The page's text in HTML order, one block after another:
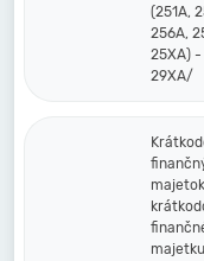
(251A,
256A,
25XA) -
29XA/